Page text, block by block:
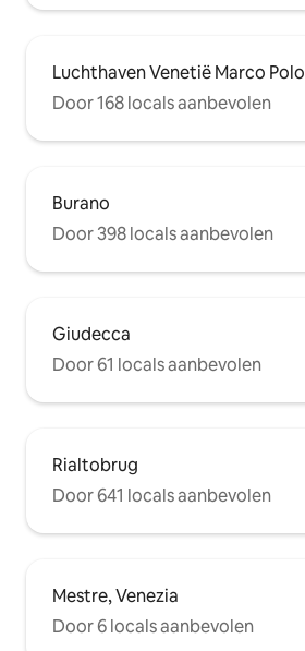
Luchthaven Venetië Marco Polo
Door 168 locals aanbevolen
Burano
Door 398 locals aanbevolen
Giudecca
Door 61 locals aanbevolen
Rialtobrug
Door 641 locals aanbevolen
Mestre, Venezia
Door 6 locals aanbevolen